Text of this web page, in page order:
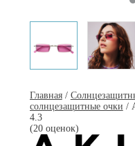
Главная/
солнцезащитные очки /
4.3
(20 оценок)